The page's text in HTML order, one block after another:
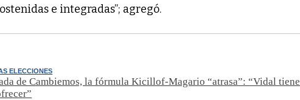
e integradas”; agregó.
ELECCIONES
de Cambiemos, la fórmula Kicillof-Magario “atrasa”: “Vidal tiene